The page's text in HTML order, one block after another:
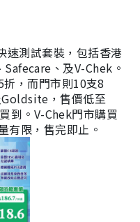
速測試套裝，包括香港
、及V-Chek。
，而門市則10支8
，售價低至
到。V-Chek門市購買
有限，售完即止。